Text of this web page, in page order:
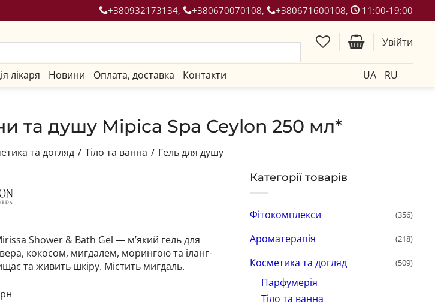
+380932173134, +380670070108, +380671600108, 11:00-19:00
Увійти
лікаря Новини Оплата, доставка Контакти UA RU
та душу Міріса Spa Ceylon 250 мл*
та догляд / Тіло та ванна / Гель для душу
Категорії товарів
Фітокомплекси (356)
Ароматерапія (218)
Косметика та догляд (509)
Парфумерія
Тіло та ванна
Shower & Bath Gel — м’який гель для
кокосом, мигдалем, морингою та іланг-
та живить шкіру. Містить мигдаль.